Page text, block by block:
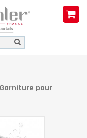
Garniture pour